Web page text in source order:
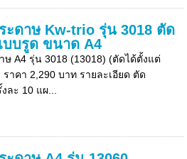
ะดาษ Kw-trio รุ่น 3018 ตัด
บบรูด ขนาด A4
ษ A4 รุ่น 3018 (13018) (ตัดได้ตั้งแต่
ราคา 2,290 บาท รายละเอียด ตัด
ละ 10 แผ...